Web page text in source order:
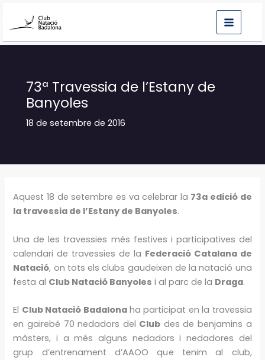
73ª Travessia de l’Estany de
Banyoles
18 de setembre de 2016
Aquest 18 de setembre es va celebrar la 73a edició de
la travessia de l’Estany de Banyoles.
Una de les travessies més festives i participatives del
calendari de travessies de la Federació Catalana de
Natació, on tots els clubs gaudeixen de la natació una
festa al Club Natació Banyoles i al parc de la Draga.
El Club Natació Badalonaha participat en la travessia
en gairebé 70 nedadors del Club des de benjamins a
màsters, i a més alguns nedadors i nedadores del
grup d’entrenament d’AAOO que tenim al club,